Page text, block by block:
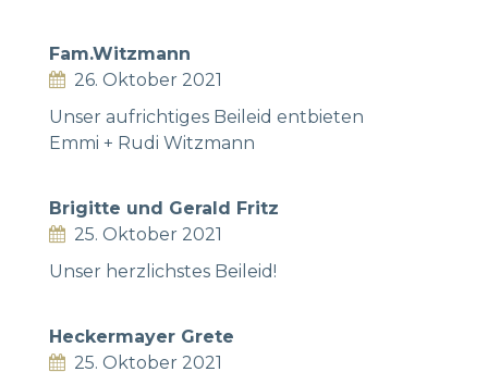
Fam.Witzmann
26. Oktober 2021
Unser aufrichtiges Beileid entbieten
Emmi + Rudi Witzmann
Brigitte und Gerald Fritz
25. Oktober 2021
Unser herzlichstes Beileid!
Heckermayer Grete
25. Oktober 2021